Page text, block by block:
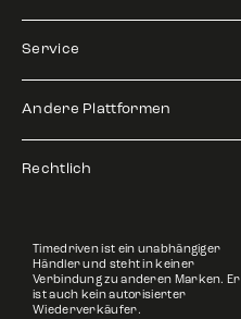
Service
Andere Plattformen
Rechtlich
Timedriven ist ein unabhängiger
Händler und steht in keiner
Verbindung zu anderen Marken. Er
ist auch kein autorisierter
Wiederverkäufer.